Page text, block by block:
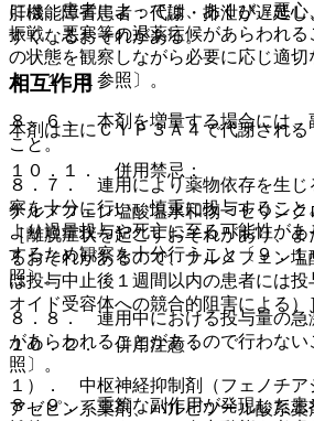
肝機能障害患者：代謝・排泄が遅延
すくなるおそれがある。
相互作用
本剤は主にＣＹＰ３Ａ４で代謝される
１０．１． 併用禁忌：
ナルメフェン塩酸塩水和物＜セリン
［離脱症状を起こすおそれがあり、
るおそれがあるので、ナルメフェン
は投与中止後１週間以内の患者には
オイド受容体への競合的阻害による）
１０．２． 併用注意：
１）． 中枢神経抑制剤（フェノチア
アゼピン系薬剤、バルビツール酸系
には、患者によっては、あくび、悪
振戦、悪寒等の退薬症候があらわれ
の状態を観察しながら必要に応じ適切
１．１．１参照〕。
８．６． 本剤を増量する場合には、
こと。
８．７． 連用により薬物依存を生じ
察を十分に行い、慎重に投与するこ
より過量投与や死亡に至る可能性が
するため観察を十分行うこと〔９．
照〕。
８．８． 連用中における投与量の急
があらわれることがあるので行わな
照〕。
８．９． 重篤な副作用が発現した患